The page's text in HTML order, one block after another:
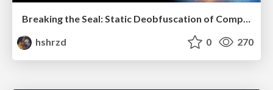
Breaking the Seal: Static Deobfuscation of Compiled V8 JavaScript Bytecode Malware
hshrzd
0 270